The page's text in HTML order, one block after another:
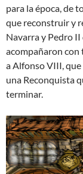
para la época, de
que reconstruir y
Navarra y Pedro
acompañaron con
a Alfonso VIII,
una Reconquista
terminar.